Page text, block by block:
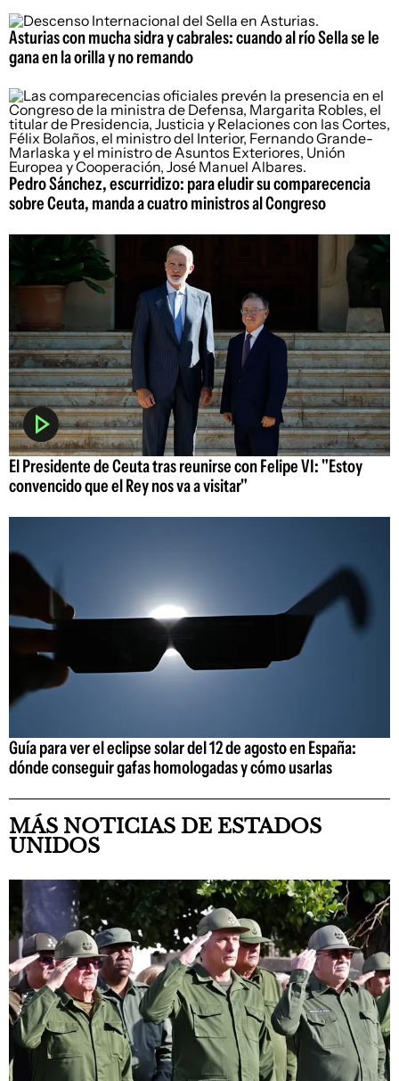
Asturias con mucha sidra y cabrales: cuando al río Sella se le
gana en la orilla y no remando
Pedro Sánchez, escurridizo: para eludir su comparecencia
sobre Ceuta, manda a cuatro ministros al Congreso
El Presidente de Ceuta tras reunirse con Felipe VI: "Estoy
convencido que el Rey nos va a visitar"
Guía para ver el eclipse solar del 12 de agosto en España:
dónde conseguir gafas homologadas y cómo usarlas
MÁS NOTICIAS DE ESTADOS
UNIDOS